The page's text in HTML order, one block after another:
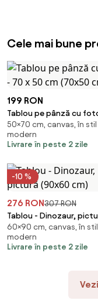
Cele mai bune
199 RON
Tablou pe pânză cu foto - 70
50 cm (70x50 cm)
50×70 cm, canvas, în stil
modern
Livrare în peste 2 zile
-10 %
276 RON307 RON
Tablou - Dinozaur,
(90x60 cm)
60×90 cm, canvas, în stil
modern
Livrare în peste 2 zile